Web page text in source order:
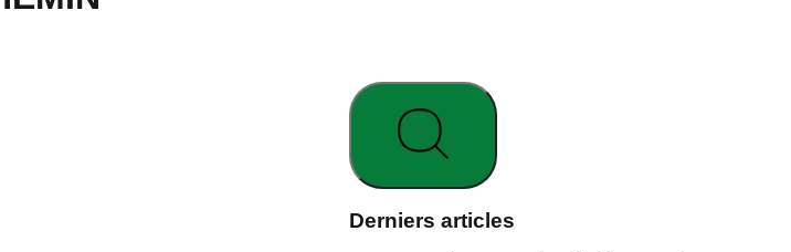
Derniers articles